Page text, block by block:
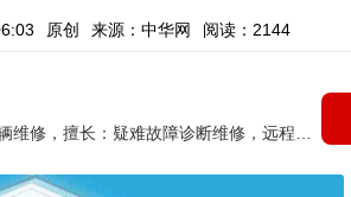
原创 来源：中华网 阅读：2144